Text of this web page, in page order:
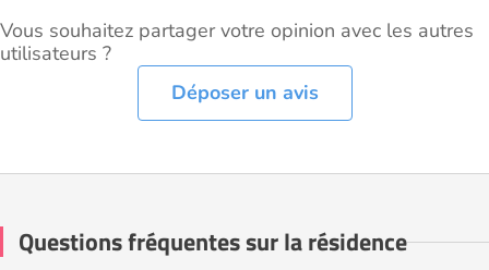
Vous souhaitez partager votre opinion avec les autres
utilisateurs ?
Déposer un avis
Questions fréquentes sur la résidence